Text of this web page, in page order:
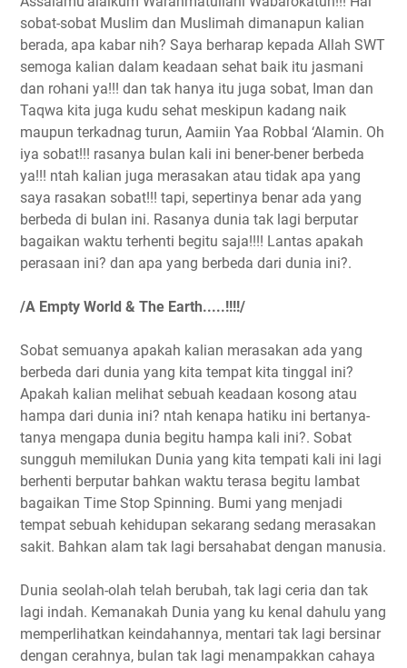
sobat-sobat Muslim dan Muslimah dimanapun kalian
berada, apa kabar nih? Saya berharap kepada Allah SWT
semoga kalian dalam keadaan sehat baik itu jasmani
dan rohani ya!!! dan tak hanya itu juga sobat, Iman dan
Taqwa kita juga kudu sehat meskipun kadang naik
maupun terkadnag turun, Aamiin Yaa Robbal ‘Alamin. Oh
iya sobat!!! rasanya bulan kali ini bener-bener berbeda
ya!!! ntah kalian juga merasakan atau tidak apa yang
saya rasakan sobat!!! tapi, sepertinya benar ada yang
berbeda di bulan ini. Rasanya dunia tak lagi berputar
bagaikan waktu terhenti begitu saja!!!! Lantas apakah
perasaan ini? dan apa yang berbeda dari dunia ini?.
/A Empty World & The Earth.....!!!!/
Sobat semuanya apakah kalian merasakan ada yang
berbeda dari dunia yang kita tempat kita tinggal ini?
Apakah kalian melihat sebuah keadaan kosong atau
hampa dari dunia ini? ntah kenapa hatiku ini bertanya-
tanya mengapa dunia begitu hampa kali ini?. Sobat
sungguh memilukan Dunia yang kita tempati kali ini lagi
berhenti berputar bahkan waktu terasa begitu lambat
bagaikan Time Stop Spinning. Bumi yang menjadi
tempat sebuah kehidupan sekarang sedang merasakan
sakit. Bahkan alam tak lagi bersahabat dengan manusia.
Dunia seolah-olah telah berubah, tak lagi ceria dan tak
lagi indah. Kemanakah Dunia yang ku kenal dahulu yang
memperlihatkan keindahannya, mentari tak lagi bersinar
dengan cerahnya, bulan tak lagi menampakkan cahaya